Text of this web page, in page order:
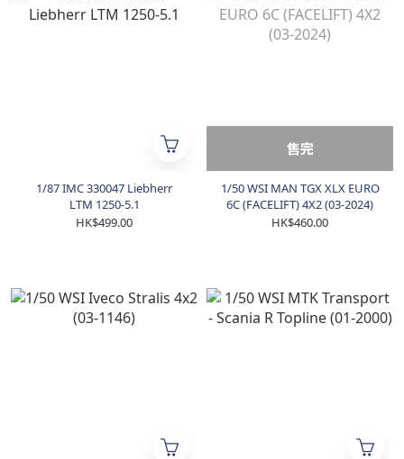
1/87 IMC 330047 Liebherr
LTM 1250-5.1
HK$499.00
售完
1/50 WSI MAN TGX XLX EURO
6C (FACELIFT) 4X2 (03-2024)
HK$460.00